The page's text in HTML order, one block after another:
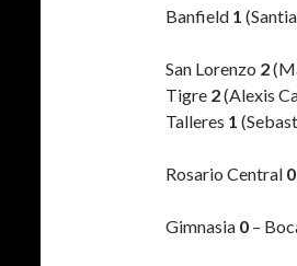
Banfield 1
San Lorenzo 2
Tigre 2(Alexis
Talleres 1
Rosario Central 0
Gimnasia 0 –